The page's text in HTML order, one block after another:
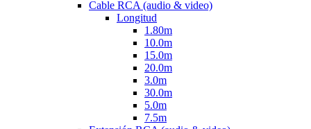
Cable RCA (audio & video)
Longitud
1.80m
10.0m
15.0m
20.0m
3.0m
30.0m
5.0m
7.5m